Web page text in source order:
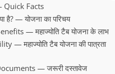
Quick Facts
है? — योजना का परिचय
— महाज्योति टैब योजना के लाभ
— महाज्योति टैब योजना की पात्रता
— जरूरी दस्तावेज